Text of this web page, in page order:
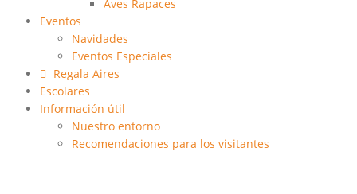
Aves Rapaces
Eventos
Navidades
Eventos Especiales
Regala Aires
Escolares
Información útil
Nuestro entorno
Recomendaciones para los visitantes